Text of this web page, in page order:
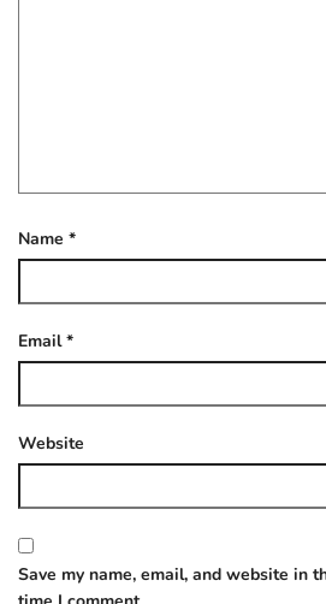
Name *
Email*
Website
Save my name, email, and website in